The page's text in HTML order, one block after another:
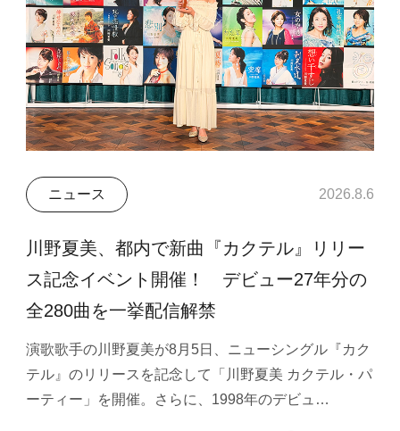
ニュース 2026.8.6
川野夏美、都内で新曲『カクテル』リリー
ス記念イベント開催！ デビュー27年分の
全280曲を一挙配信解禁
演歌歌手の川野夏美が8月5日、ニューシングル『カク
テル』のリリースを記念して「川野夏美 カクテル・パ
ーティー」を開催。さらに、1998年のデビュ…